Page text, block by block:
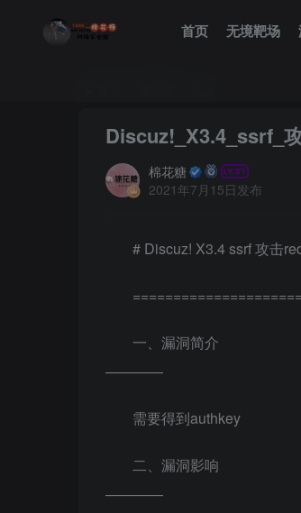
首页 无境靶场
Discuz!_X3.4_ssrf_
棉花糖
2021年7月15日发布
# Discuz! X3.4 ssrf 攻击
一、漏洞简介
————
需要得到authkey
二、漏洞影响
————